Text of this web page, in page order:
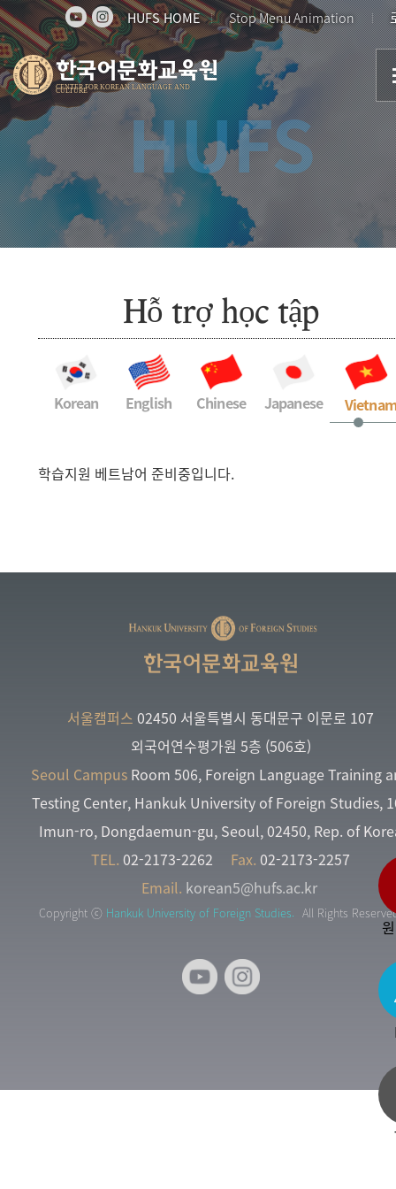
HUFS HOME Stop Menu Animation
한국어문화교육원
CENTER FOR KOREAN LANGUAGE AND
CULTURE HUFS
Hỗ trợ học tập
Korean English Chinese Japanese Vietnam
학습지원 베트남어 준비중입니다.
한국어문화교육원
서울캠퍼스 02450 서울특별시 동대문구 이문로 107
외국어연수평가원 5층 (506호)
Seoul Campus Room 506, Foreign Language Training
Testing Center, Hankuk University of Foreign Studies,
Imun-ro, Dongdaemun-gu, Seoul, 02450, Rep. of
TEL. 02-2173-2262 Fax. 02-2173-2257
Email. korean5@hufs.ac.kr
Copyright ⓒ Hankuk University of Foreign Studies. All Rights